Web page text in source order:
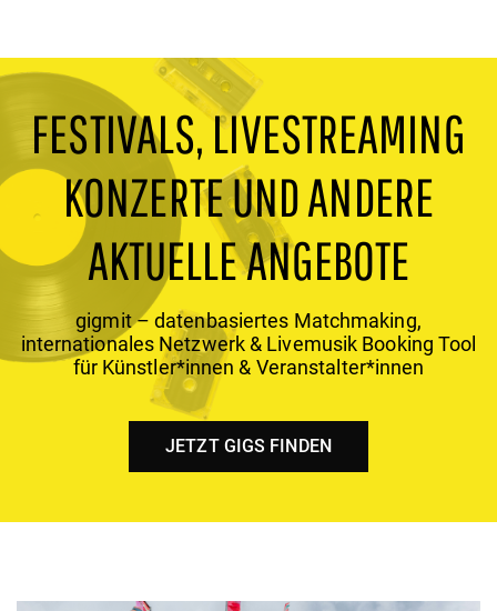
FESTIVALS, LIVESTREAMING
KONZERTE UND ANDERE
AKTUELLE ANGEBOTE
gigmit – datenbasiertes Matchmaking,
internationales Netzwerk & Livemusik Booking Tool
für Künstler*innen & Veranstalter*innen
JETZT GIGS FINDEN